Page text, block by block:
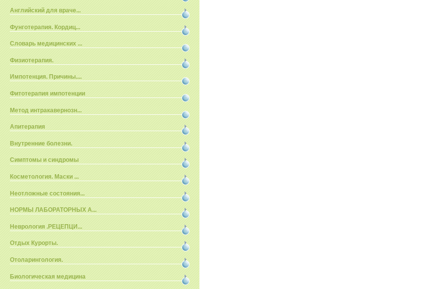
Английский для враче...
Фунготерапия. Кордиц...
Словарь медицинских ...
Физиотерапия.
Импотенция. Причины....
Фитотерапия импотенции
Метод интракавернозн...
Апитерапия
Внутренние болезни.
Симптомы и синдромы
Косметология. Маски ...
Неотложные состояния...
НОРМЫ ЛАБОРАТОРНЫХ А...
Неврология .РЕЦЕПЦИ...
Отдых Курорты.
Отоларингология.
Биологическая медицина